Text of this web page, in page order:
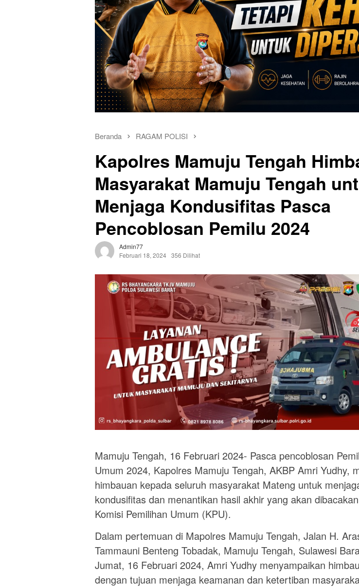
Beranda RAGAM POLISI
Kapolres Mamuju Tengah
Masyarakat Mamuju Tengah
Menjaga Kondusifitas Pasca
Pencoblosan Pemilu 2024
Admin77
Februari 18, 2024 356 Dilihat
Mamuju Tengah, 16 Februari 2024- Pasca pencoblosan
Umum 2024, Kapolres Mamuju Tengah, AKBP Amri Yudhy,
himbauan kepada seluruh masyarakat Mateng untuk
kondusifitas dan menantikan hasil akhir yang akan
Komisi Pemilihan Umum (KPU).
Dalam pertemuan di Mapolres Mamuju Tengah, Jalan H.
Tammauni Benteng Tobadak, Mamuju Tengah, Sulawesi
Jumat, 16 Februari 2024, Amri Yudhy menyampaikan
dengan tujuan menjaga keamanan dan ketertiban